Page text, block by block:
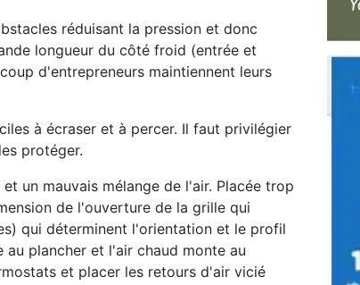
réduisant la pression et donc
longueur du côté froid (entrée et
d'entrepreneurs maintiennent leurs
à écraser et à percer. Il faut privilégier
protéger.
un mauvais mélange de l'air. Placée trop
de l'ouverture de la grille qui
qui déterminent l'orientation et le profil
plancher et l'air chaud monte au
et placer les retours d'air vicié